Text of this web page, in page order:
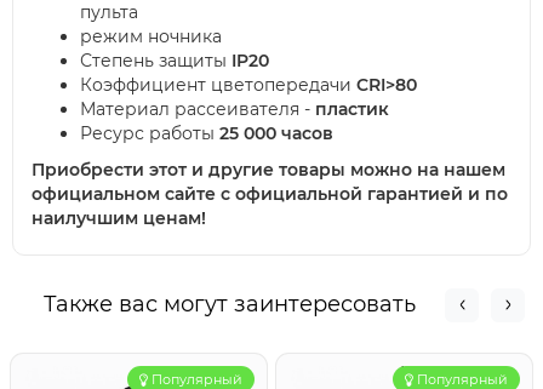
пульта
режим ночника
Степень защиты IP20
Коэффициент цветопередачи CRI>80
Материал рассеивателя - пластик
Ресурс работы 25 000 часов
Приобрести этот и другие товары можно на нашем
официальном сайте с официальной гарантией и по
наилучшим ценам!
Также вас могут заинтересовать
Популярный Популярный